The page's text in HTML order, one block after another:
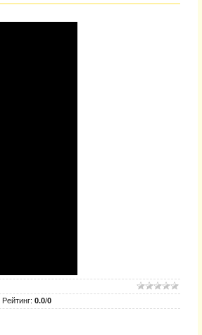
Рейтинг: 0.0/0